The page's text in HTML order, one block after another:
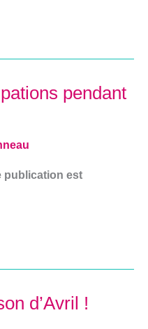
pendant
publication est
d’Avril !